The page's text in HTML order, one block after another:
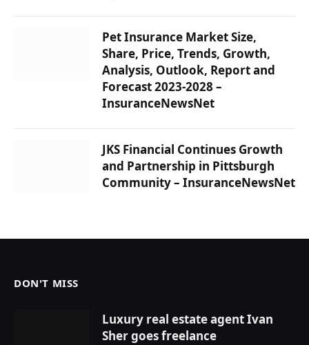
Pet Insurance Market Size,
Share, Price, Trends, Growth,
Analysis, Outlook, Report and
Forecast 2023-2028 –
InsuranceNewsNet
JKS Financial Continues Growth
and Partnership in Pittsburgh
Community – InsuranceNewsNet
DON'T MISS
Luxury real estate agent Ivan
Sher goes freelance